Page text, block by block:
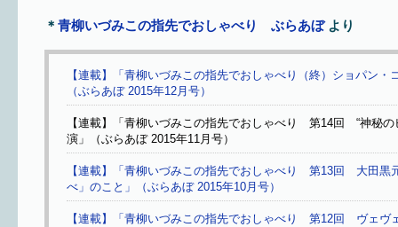
＊ 青柳いづみこの指先でおしゃべり ぶらあぼより
【連載】「青柳いづみこの指先でおしゃべり（終）ショパン・
（ぶらあぼ 2015年12月号）
【連載】「青柳いづみこの指先でおしゃべり 第14回 “神秘の
演」（ぶらあぼ 2015年11月号）
【連載】「青柳いづみこの指先でおしゃべり 第13回 大田黒
べ」のこと」（ぶらあぼ 2015年10月号）
【連載】「青柳いづみこの指先でおしゃべり 第12回 ヴェヴ